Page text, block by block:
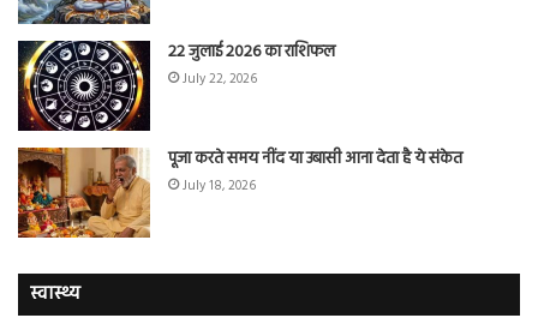
22 जुलाई 2026 का राशिफल
July 22, 2026
पूजा करते समय नींद या उबासी आना देता है ये संकेत
July 18, 2026
स्वास्थ्य